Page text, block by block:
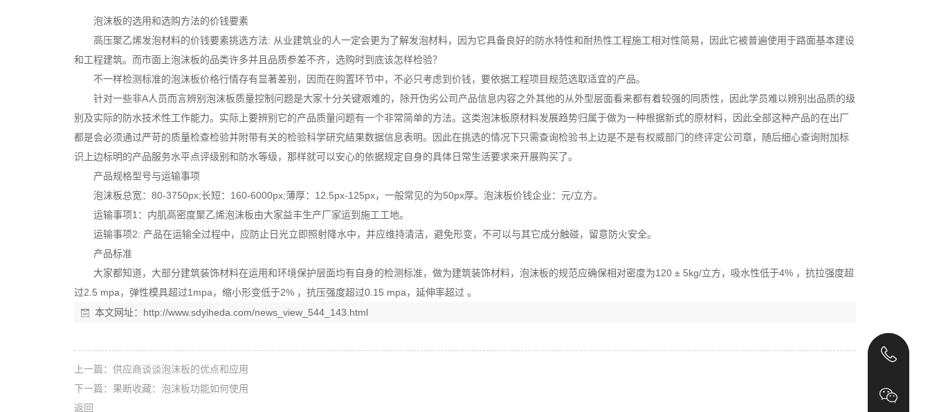
泡沫板的选用和选购方法的价钱要素
高压聚乙烯发泡材料的价钱要素挑选方法: 从业建筑业的人一定会更为了解发泡材料，因为它具备良好的防水特性和耐热性工程施工相对性简易，因此它被普遍使用于路面基本建设
和工程建筑。而市面上泡沫板的品类许多并且品质参差不齐，选购时到底该怎样检验？
不一样检测标准的泡沫板价格行情存有显著差别，因而在购置环节中，不必只考虑到价钱，要依据工程项目规范选取适宜的产品。
针对一些非A人员而言辨别泡沫板质量控制问题是大家十分关键艰难的，除开伪劣公司产品信息内容之外其他的从外型层面看来都有着较强的同质性，因此学员难以辨别出品质的级
别及实际的防水技术性工作能力。实际上要辨别它的产品质量问题有一个非常简单的方法。这类泡沫板原材料发展趋势归属于做为一种根据新式的原材料，因此全部这种产品的在出厂
都是会必须通过严苛的质量检查检验并附带有关的检验科学研究結果数据信息表明。因此在挑选的情况下只需查询检验书上边是不是有权威部门的终评定公司章，随后细心查询附加标
识上边标明的产品服务水平点评级别和防水等级，那样就可以安心的依据规定自身的具体日常生活要求来开展购买了。
产品规格型号与运输事项
泡沫板总宽：80-3750px;长短：160-6000px;薄厚：12.5px-125px，一般常见的为50px厚。泡沫板价钱企业：元/立方。
运输事项1：内肌高密度聚乙烯泡沫板由大家益丰生产厂家运到施工工地。
运输事项2: 产品在运输全过程中，应防止日光立即照射降水中，并应维持清洁，避免形变，不可以与其它成分触碰，留意防火安全。
产品标准
大家都知道，大部分建筑装饰材料在运用和环境保护层面均有自身的检测标准，做为建筑装饰材料，泡沫板的规范应确保相对密度为120 ± 5kg/立方，吸水性低于4% ，抗拉强度超
过2.5 mpa，弹性模具超过1mpa，缩小形变低于2% ，抗压强度超过0.15 mpa，延伸率超过 。
本文网址： http://www.sdyiheda.com/news_view_544_143.html
上一篇： 供应商谈谈泡沫板的优点和应用
下一篇： 果断收藏：泡沫板功能如何使用
返回